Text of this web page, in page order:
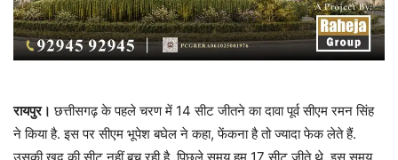
रायपुर। छत्तीसगढ़ के पहले चरण में 14 सीट जीतने का दावा पूर्व सीएम रमन सिंह
ने किया है. इस पर सीएम भूपेश बघेल ने कहा, फेंकना है तो ज्यादा फेक लेते हैं.